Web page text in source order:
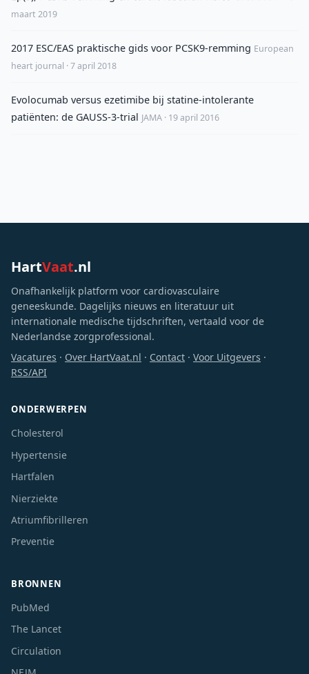
maart 2019
2017 ESC/EAS praktische gids voor PCSK9-remming European
heart journal · 7 april 2018
Evolocumab versus ezetimibe bij statine-intolerante
patiënten: de GAUSS-3-trial JAMA · 19 april 2016
HartVaat.nl
Onafhankelijk platform voor cardiovasculaire
geneeskunde. Dagelijks nieuws en literatuur uit
internationale medische tijdschriften, vertaald voor de
Nederlandse zorgprofessional.
Vacatures · Over HartVaat.nl · Contact · Voor Uitgevers ·
RSS/API
ONDERWERPEN
Cholesterol
Hypertensie
Hartfalen
Nierziekte
Atriumfibrilleren
Preventie
BRONNEN
PubMed
The Lancet
Circulation